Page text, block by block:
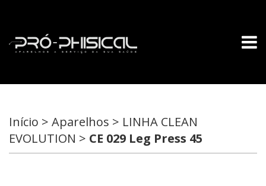
Início > Aparelhos > LINHA CLEAN
EVOLUTION > CE 029 Leg Press 45